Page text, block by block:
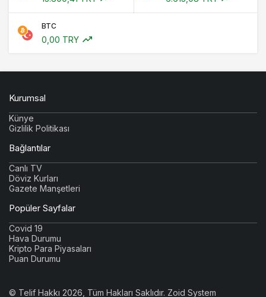
BTC
0,00 TRY
Kurumsal
Künye
Gizlilik Politikası
Bağlantılar
Canlı TV
Döviz Kurları
Gazete Manşetleri
Popüler Sayfalar
Covid 19
Hava Durumu
Kripto Para Piyasaları
Puan Durumu
© Telif Hakkı 2026, Tüm Hakları Saklıdır. Zoid System